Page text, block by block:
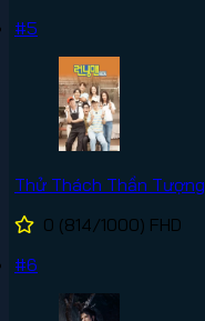
#5
Thử Thách Thần Tượng
0 (814/1000) FHD
#6